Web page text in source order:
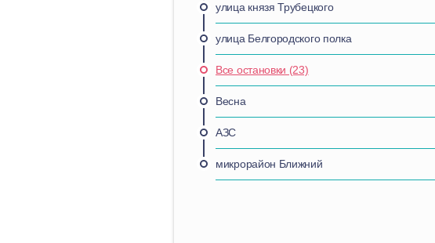
улица князя Трубецкого
улица Белгородского полка
Все остановки (23)
Весна
АЗС
микрорайон Ближний